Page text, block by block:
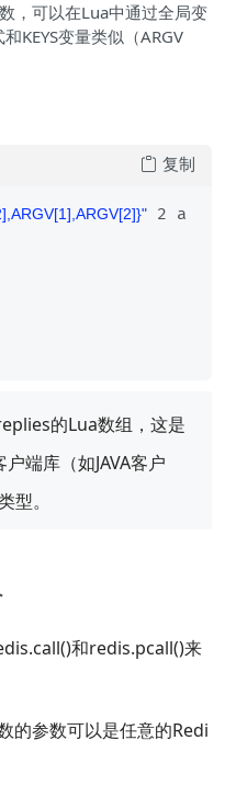
，可以在Lua中通过全局变
KEYS变量类似（ARGV
2 a
复制
的Lua数组，这是
端库（如JAVA客户
型。
和redis.pcall()来
的参数可以是任意的Redi